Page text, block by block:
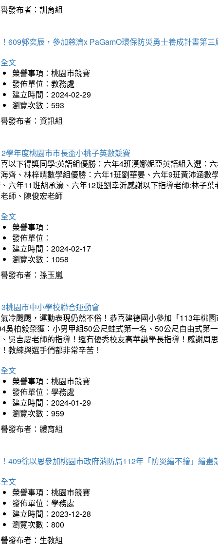
發布者：訓育組
609郭奕辰，參加慈濟x PaGamO環保防災勇士養成計畫第
文
榮譽事項：桃園市競賽
發佈單位：教務處
建立時間：2024-02-29
瀏覽次數：593
發布者：資訊組
學年度桃園市市長盃小桃子英數競賽
以下得獎同學:英語組優勝：六年4班漢娜妮亞英語組入選：
齊、林梓晴數學組優勝：六年1班劉華晏、六年9班黃沛涵
六年11班胡承濠、六年12班劉幸沂感謝以下指導老師:林子
師、陳俊宏老師
文
榮譽事項：
發佈單位：
建立時間：2024-02-17
瀏覽次數：1058
發布者：孫玉嵐
桃園市中小學校聯合運動會
冷颼颼，運動表現仍然不俗！恭喜建德國小參加「113年桃
吳柏毅榮獲：小男甲組50公尺蛙式第一名、50公尺自由式第
吳吉慶老師的指導！還有優秀校友高華謙學長指導！感謝周
教練與選手們都非常辛苦！
文
榮譽事項：桃園市競賽
發佈單位：學務處
建立時間：2024-01-29
瀏覽次數：959
發布者：體育組
409徐以恩參加桃園市政府消防局112年「防災繪不繪」繪畫
文
榮譽事項：桃園市競賽
發佈單位：學務處
建立時間：2023-12-28
瀏覽次數：800
發布者：生教組